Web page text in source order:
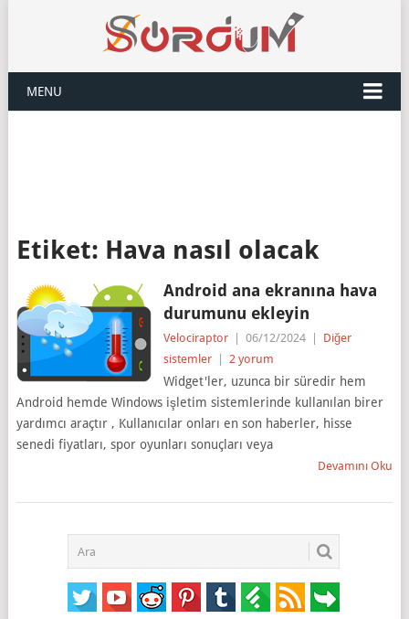
MENU
Etiket: Hava nasıl olacak
Android ana ekranına hava
durumunu ekleyin
Velociraptor 06/12/2024
Diğer
sistemler
2 yorum
Widget'ler, uzunca bir süredir hem
Android hemde Windows işletim sistemlerinde kullanılan birer
yardımcı araçtır , Kullanıcılar onları en son haberler, hisse
senedi fiyatları, spor oyunları sonuçları veya
Devamını Oku